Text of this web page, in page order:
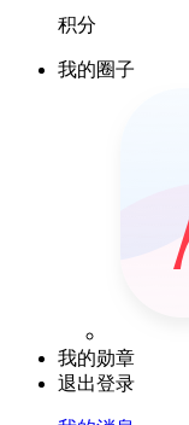
积分
我的圈子
我的勋章
退出登录